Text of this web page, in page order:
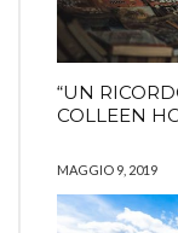
“UN
COLLEEN
MAGGIO 9, 2019